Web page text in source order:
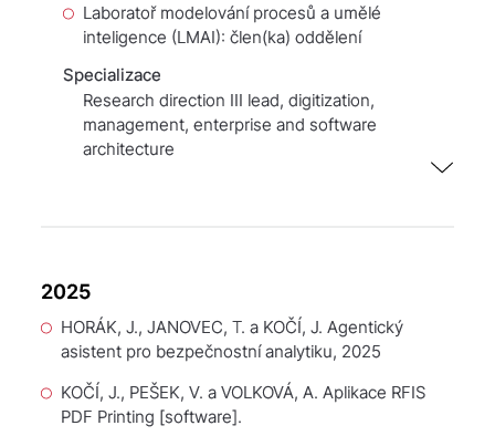
Laboratoř modelování procesů a umělé
inteligence (LMAI): člen(ka) oddělení
Specializace
Research direction III lead, digitization,
management, enterprise and software
architecture
2025
HORÁK, J., JANOVEC, T. a KOČÍ, J. Agentický
asistent pro bezpečnostní analytiku, 2025
KOČÍ, J., PEŠEK, V. a VOLKOVÁ, A. Aplikace RFIS
PDF Printing [software].